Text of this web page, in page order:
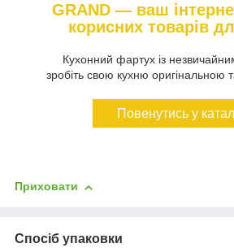
GRAND — ваш
корисних товарів
Кухонний фартух із
зробіть свою кухню оригінальною
Повенутись у
Приховати
Спосіб упаковки